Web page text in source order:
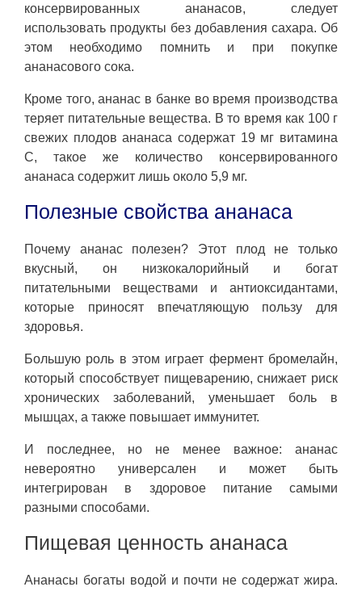
консервированных ананасов, следует
использовать продукты без добавления сахара. Об
этом необходимо помнить и при покупке
ананасового сока.
Кроме того, ананас в банке во время производства
теряет питательные вещества. В то время как 100 г
свежих плодов ананаса содержат 19 мг витамина
С, такое же количество консервированного
ананаса содержит лишь около 5,9 мг.
Полезные свойства ананаса
Почему ананас полезен? Этот плод не только
вкусный, он низкокалорийный и богат
питательными веществами и антиоксидантами,
которые приносят впечатляющую пользу для
здоровья.
Большую роль в этом играет фермент бромелайн,
который способствует пищеварению, снижает риск
хронических заболеваний, уменьшает боль в
мышцах, а также повышает иммунитет.
И последнее, но не менее важное: ананас
невероятно универсален и может быть
интегрирован в здоровое питание самыми
разными способами.
Пищевая ценность ананаса
Ананасы богаты водой и почти не содержат жира.